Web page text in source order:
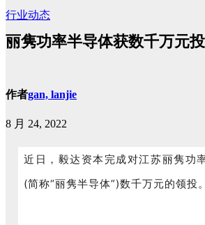
行业动态
丽隽功率半导体获数千万元
作者gan, lanjie
8 月 24, 2022
近日，毅达资本完成对江苏丽隽功
(简称“丽隽半导体”)数千万元的领投。